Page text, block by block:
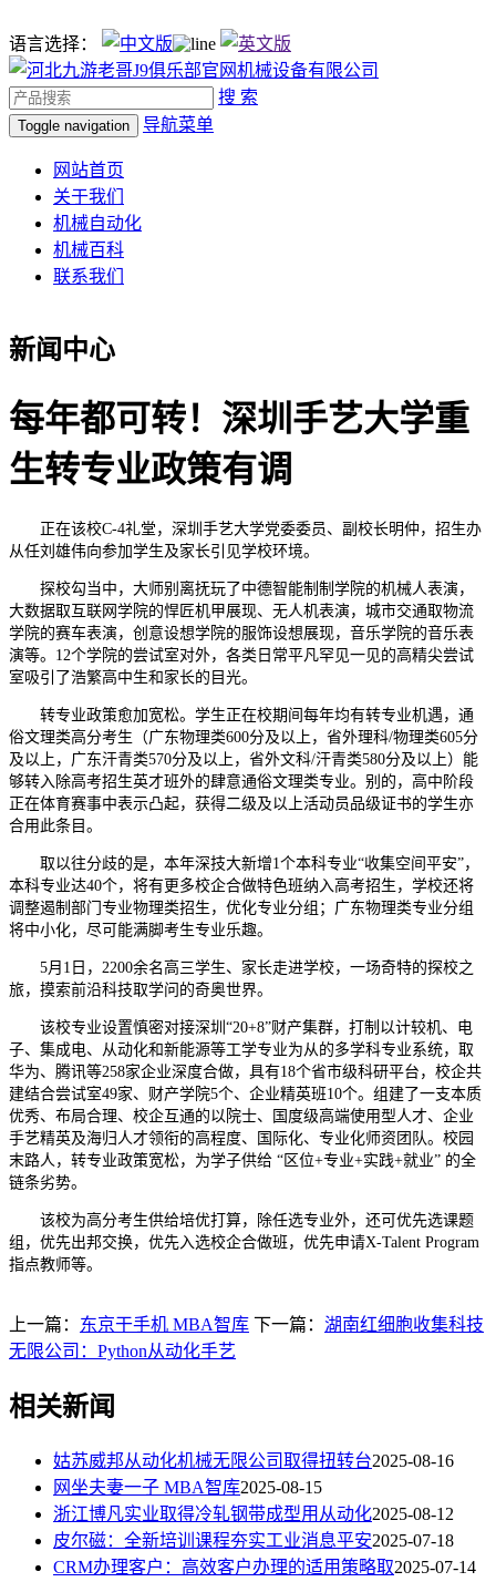
语言选择：
搜 索
Toggle navigation 导航菜单
网站首页
关于我们
机械自动化
机械百科
联系我们
新闻中心
每年都可转！深圳手艺大学重
生转专业政策有调
正在该校C-4礼堂，深圳手艺大学党委委员、副校长明仲，招生办
从任刘雄伟向参加学生及家长引见学校环境。
探校勾当中，大师别离抚玩了中德智能制制学院的机械人表演，
大数据取互联网学院的悍匠机甲展现、无人机表演，城市交通取物流
学院的赛车表演，创意设想学院的服饰设想展现，音乐学院的音乐表
演等。12个学院的尝试室对外，各类日常平凡罕见一见的高精尖尝试
室吸引了浩繁高中生和家长的目光。
转专业政策愈加宽松。学生正在校期间每年均有转专业机遇，通
俗文理类高分考生（广东物理类600分及以上，省外理科/物理类605分
及以上，广东汗青类570分及以上，省外文科/汗青类580分及以上）能
够转入除高考招生英才班外的肆意通俗文理类专业。别的，高中阶段
正在体育赛事中表示凸起，获得二级及以上活动员品级证书的学生亦
合用此条目。
取以往分歧的是，本年深技大新增1个本科专业“收集空间平安”，
本科专业达40个，将有更多校企合做特色班纳入高考招生，学校还将
调整遏制部门专业物理类招生，优化专业分组；广东物理类专业分组
将中小化，尽可能满脚考生专业乐趣。
5月1日，2200余名高三学生、家长走进学校，一场奇特的探校之
旅，摸索前沿科技取学问的奇奥世界。
该校专业设置慎密对接深圳“20+8”财产集群，打制以计较机、电
子、集成电、从动化和新能源等工学专业为从的多学科专业系统，取
华为、腾讯等258家企业深度合做，具有18个省市级科研平台，校企共
建结合尝试室49家、财产学院5个、企业精英班10个。组建了一支本质
优秀、布局合理、校企互通的以院士、国度级高端使用型人才、企业
手艺精英及海归人才领衔的高程度、国际化、专业化师资团队。校园
末路人，转专业政策宽松，为学子供给 “区位+专业+实践+就业” 的全
链条劣势。
该校为高分考生供给培优打算，除任选专业外，还可优先选课题
组，优先出邦交换，优先入选校企合做班，优先申请X-Talent Program
指点教师等。
上一篇： 东京干手机 MBA智库 下一篇： 湖南红细胞收集科技
无限公司：Python从动化手艺
相关新闻
姑苏威邦从动化机械无限公司取得扭转台2025-08-16
网坐夫妻一子 MBA智库2025-08-15
浙江博凡实业取得冷轧钢带成型用从动化2025-08-12
皮尔磁：全新培训课程夯实工业消息平安2025-07-18
CRM办理客户：高效客户办理的适用策略取2025-07-14